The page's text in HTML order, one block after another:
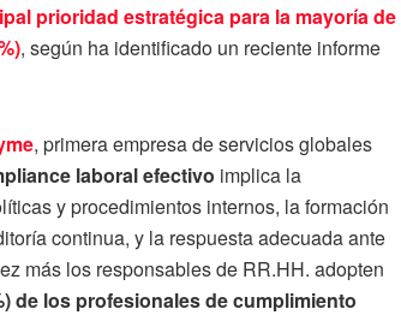
prioridad estratégica para la mayoría de
, según ha identificado un reciente informe
, primera empresa de servicios globales
laboral efectivo implica la
y procedimientos internos, la formación
continua, y la respuesta adecuada ante
más los responsables de RR.HH. adopten
de los profesionales de cumplimiento